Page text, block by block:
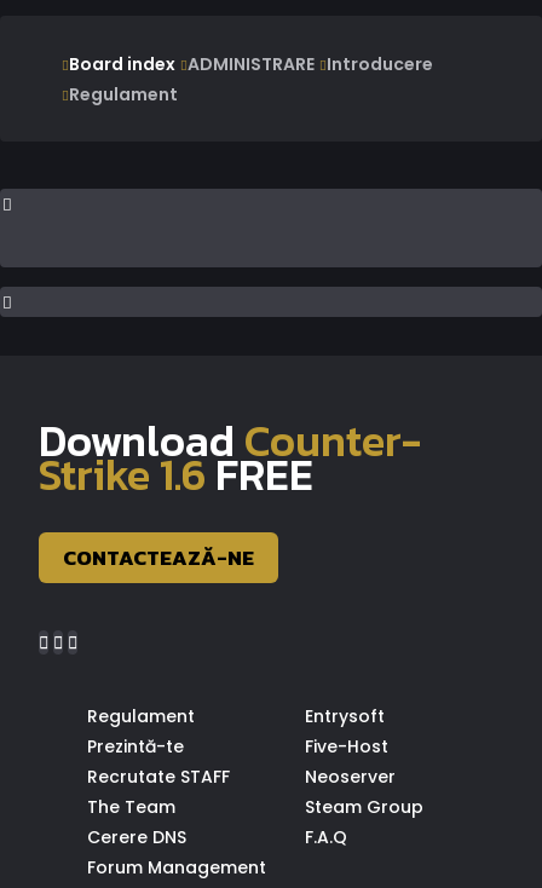
Board index ADMINISTRARE Introducere
Regulament
Download Counter-
Strike 1.6FREE
CONTACTEAZĂ-NE
Regulament
Prezintă-te
Recrutate STAFF
The Team
Cerere DNS
Forum Management
Entrysoft
Five-Host
Neoserver
Steam Group
F.A.Q